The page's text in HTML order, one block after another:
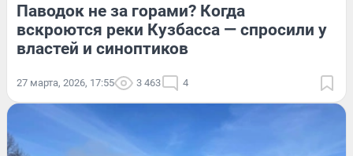
Паводок не за горами? Когда
вскроются реки Кузбасса — спросили у
властей и синоптиков
27 марта, 2026, 17:55 3 463 4